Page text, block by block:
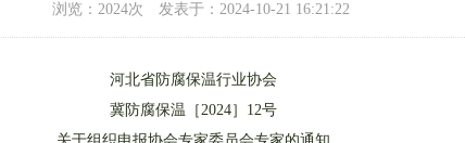
浏览：2024次 发表于：2024-10-21 16:21:22
河北省防腐保温行业协会
冀防腐保温［2024］12号